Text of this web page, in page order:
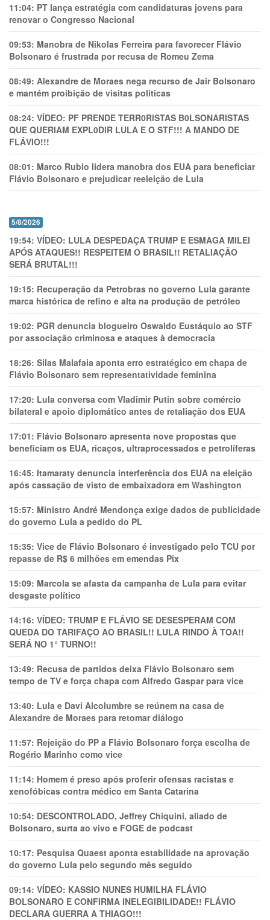
11:04: PT lança estratégia com candidaturas jovens para
renovar o Congresso Nacional
09:53: Manobra de Nikolas Ferreira para favorecer Flávio
Bolsonaro é frustrada por recusa de Romeu Zema
08:49: Alexandre de Moraes nega recurso de Jair Bolsonaro
e mantém proibição de visitas políticas
08:24: VÍDEO: PF PRENDE TERR0RlSTAS B0LSONARlSTAS
QUE QUERIAM EXPL0DlR LULA E O STF!!! A MANDO DE
FLÁVIO!!!
08:01: Marco Rubio lidera manobra dos EUA para beneficiar
Flávio Bolsonaro e prejudicar reeleição de Lula
5/8/2026
19:54: VÍDEO: LULA DESPEDAÇA TRUMP E ESMAGA MILEI
APÓS ATAQUES!! RESPEITEM O BRASIL!! RETALIAÇÃO
SERÁ BRUTAL!!!
19:15: Recuperação da Petrobras no governo Lula garante
marca histórica de refino e alta na produção de petróleo
19:02: PGR denuncia blogueiro Oswaldo Eustáquio ao STF
por associação criminosa e ataques à democracia
18:26: Silas Malafaia aponta erro estratégico em chapa de
Flávio Bolsonaro sem representatividade feminina
17:20: Lula conversa com Vladimir Putin sobre comércio
bilateral e apoio diplomático antes de retaliação dos EUA
17:01: Flávio Bolsonaro apresenta nove propostas que
beneficiam os EUA, ricaços, ultraprocessados e petrolíferas
16:45: Itamaraty denuncia interferência dos EUA na eleição
após cassação de visto de embaixadora em Washington
15:57: Ministro André Mendonça exige dados de publicidade
do governo Lula a pedido do PL
15:35: Vice de Flávio Bolsonaro é investigado pelo TCU por
repasse de R$ 6 milhões em emendas Pix
15:09: Marcola se afasta da campanha de Lula para evitar
desgaste político
14:16: VÍDEO: TRUMP E FLÁVIO SE DESESPERAM COM
QUEDA DO TARIFAÇO AO BRASIL!! LULA RINDO À TOA!!
SERÁ NO 1° TURNO!!
13:49: Recusa de partidos deixa Flávio Bolsonaro sem
tempo de TV e força chapa com Alfredo Gaspar para vice
13:40: Lula e Davi Alcolumbre se reúnem na casa de
Alexandre de Moraes para retomar diálogo
11:57: Rejeição do PP a Flávio Bolsonaro força escolha de
Rogério Marinho como vice
11:14: Homem é preso após proferir ofensas racistas e
xenofóbicas contra médico em Santa Catarina
10:54: DESCONTROLADO, Jeffrey Chiquini, aliado de
Bolsonaro, surta ao vivo e FOGE de podcast
10:17: Pesquisa Quaest aponta estabilidade na aprovação
do governo Lula pelo segundo mês seguido
09:14: VÍDEO: KASSIO NUNES HUMlLHA FLÁVIO
BOLSONARO E CONFIRMA INELEGIBILIDADE!! FLÁVIO
DECLARA GUERRA A THIAGO!!!